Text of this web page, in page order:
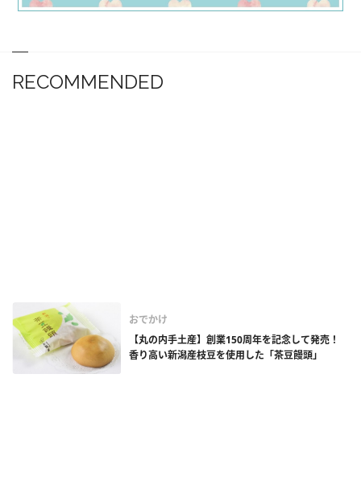
RECOMMENDED
おでかけ
【丸の内手土産】創業150周年を記念して発売！
香り高い新潟産枝豆を使用した「茶豆饅頭」